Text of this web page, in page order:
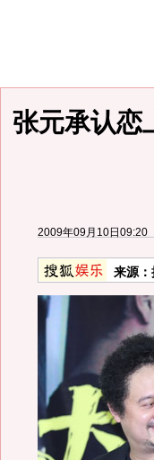
张元承认恋
2009年09月10日09:20
来源：